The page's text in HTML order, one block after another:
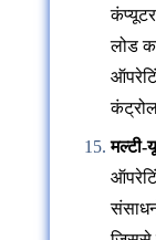
लोड
मल्टी-